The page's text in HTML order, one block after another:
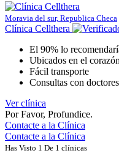
Moravia del sur, Republica Checa
Clínica Cellthera
El 90% lo
Ubicados en el
Fácil transporte
Consultas con
Ver clínica
Por Favor, Profundice.
Contacte a la Clínica
Contacte a la Clínica
Has Visto 1 De 1 clínicas